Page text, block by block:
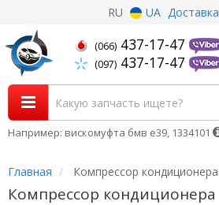
RU UA Доставка
(066) 437-17-47
(097) 437-17-47
Например: вискомуфта бмв е39, 1334101
Главная Компрессор кондиционера
Компрессор кондиционера